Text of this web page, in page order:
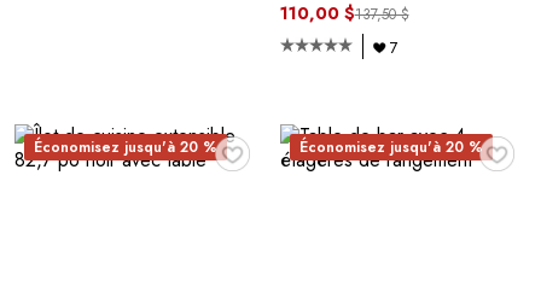
110,00 $137,50 $
7
♥
Économisez jusqu'à 20 % ♥
Économisez jusqu'à 20 %